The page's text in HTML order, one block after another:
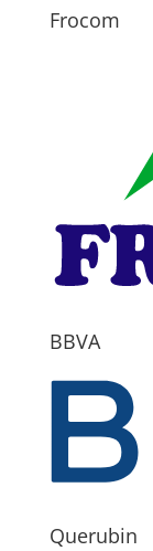
Frocom
BBVA
Querubin